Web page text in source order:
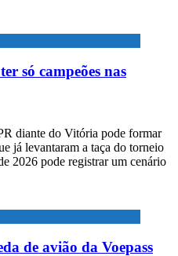
só campeões nas
diante do Vitória pode formar
já levantaram a taça do torneio
2026 pode registrar um cenário
de avião da Voepass